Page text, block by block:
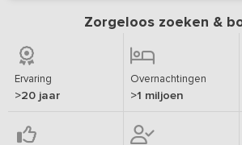
Zorgeloos zoeken &
Ervaring
>20 jaar
Overnachtingen
>1 miljoen